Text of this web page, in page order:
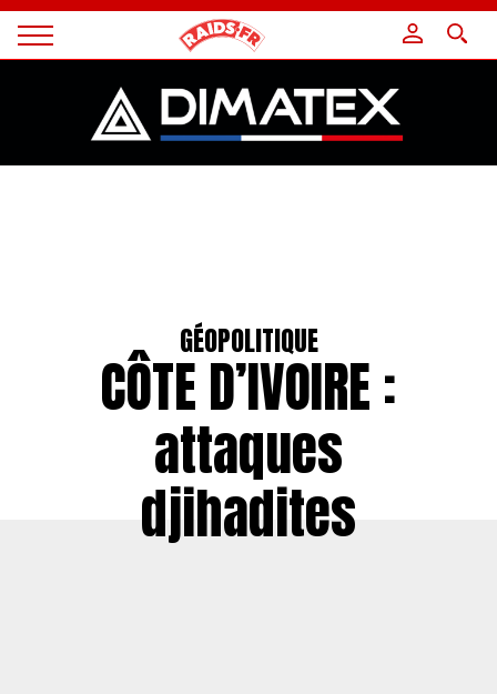
Magazine
GÉOPOLITIQUE
CÔTE D’IVOIRE :
attaques
djihadites
Panneau de gestion des cookies